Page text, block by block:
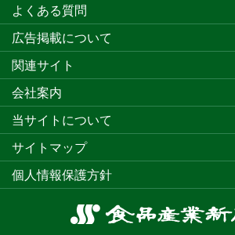
食
よくある質問
広告掲載について
関連サイト
会社案内
当サイトについて
サイトマップ
個人情報保護方針